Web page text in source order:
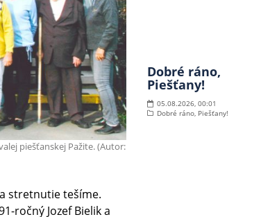
piešťanskej Pažite. (Autor:
stretnutie tešíme.
ročný Jozef Bielik a
Dobré ráno,
Piešťany!
05.08.2026, 00:01
Dobré ráno, Piešťany!